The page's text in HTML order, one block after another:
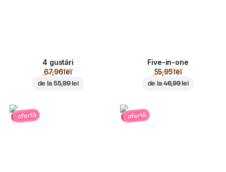
4 gustări
67,96 lei
de la 55,99 lei
Five-in-one
55,95 lei
de la 46,99 lei
ofertă ofertă